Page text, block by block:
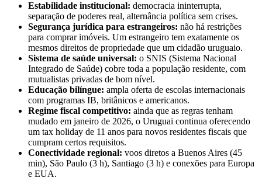
Estabilidade institucional: democracia ininterrupta,
separação de poderes real, alternância política sem crises.
Segurança jurídica para estrangeiros: não há restrições
para comprar imóveis. Um estrangeiro tem exatamente os
mesmos direitos de propriedade que um cidadão uruguaio.
Sistema de saúde universal: o SNIS (Sistema Nacional
Integrado de Saúde) cobre toda a população residente, com
mutualistas privadas de bom nível.
Educação bilíngue: ampla oferta de escolas internacionais
com programas IB, britânicos e americanos.
Regime fiscal competitivo: ainda que as regras tenham
mudado em janeiro de 2026, o Uruguai continua oferecendo
um tax holiday de 11 anos para novos residentes fiscais que
cumpram certos requisitos.
Conectividade regional: voos diretos a Buenos Aires (45
min), São Paulo (3 h), Santiago (3 h) e conexões para Europa
e EUA.